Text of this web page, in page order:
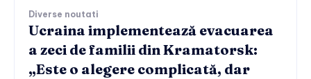
Diverse noutati
Ucraina implementează evacuarea
a zeci de familii din Kramatorsk:
„Este o alegere complicată, dar